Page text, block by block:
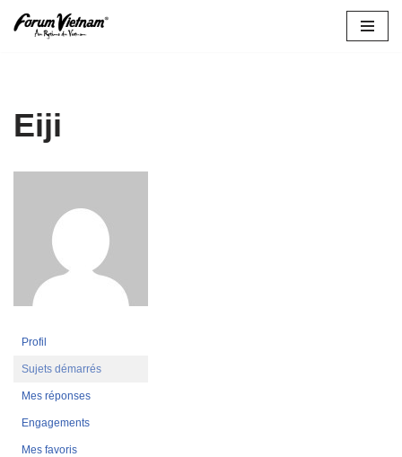
Eiji
Profil
Sujets démarrés
Mes réponses
Engagements
Mes favoris